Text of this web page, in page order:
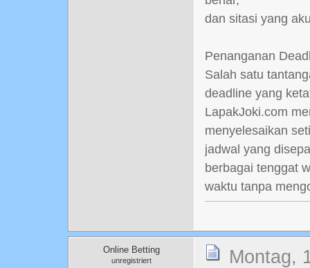
dan sitasi yang
Penanganan
Salah satu
deadline yang
LapakJoki.com
menyelesaikan
jadwal yang
berbagai tenggat
waktu tanpa
Online Betting
unregistriert Montag,